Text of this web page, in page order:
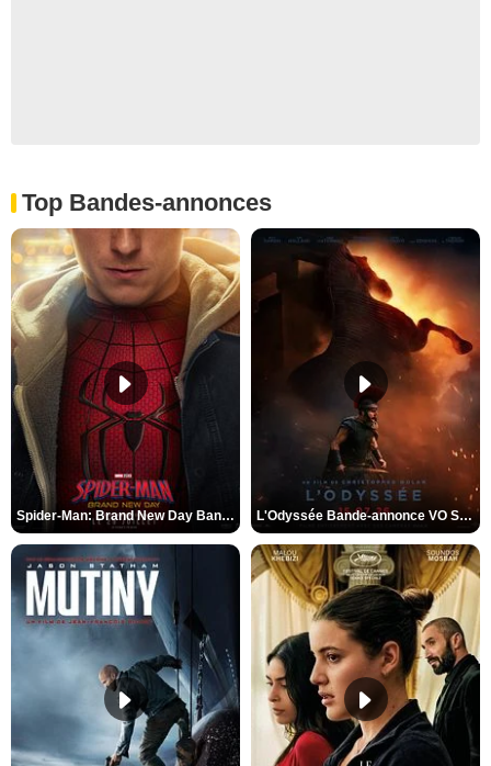
Top Bandes-annonces
Spider-Man: Brand New Day Bande-annonce VO STFR L'Odyssée Bande-annonce VO STFR